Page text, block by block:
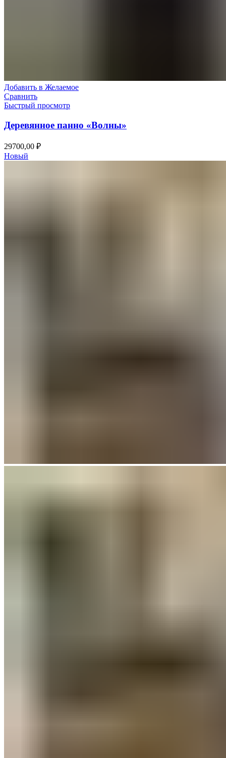
Добавить в Желаемое
Сравнить
Быстрый просмотр
Деревянное панно «Волны»
29700,00 ₽
Новый